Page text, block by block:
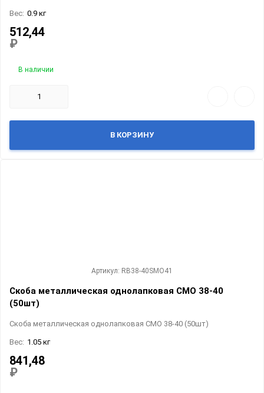
Вес: 0.9 кг
512,44
₽
В наличии
В КОРЗИНУ
Артикул: RB38-40SMO41
Скоба металлическая однолапковая СМО 38-40
(50шт)
Скоба металлическая однолапковая СМО 38-40 (50шт)
Вес: 1.05 кг
841,48
₽